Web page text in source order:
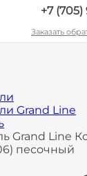
+7 (705)
Заказать
Grand Line
Grand Line
песочный